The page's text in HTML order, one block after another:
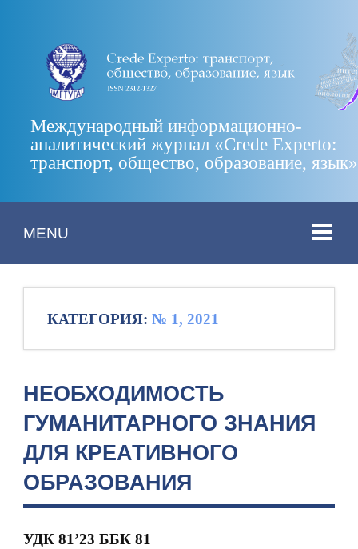
Международный информационно-
аналитический журнал «Crede Experto:
транспорт, общество, образование, язык»
MENU
КАТЕГОРИЯ: № 1, 2021
НЕОБХОДИМОСТЬ
ГУМАНИТАРНОГО ЗНАНИЯ
ДЛЯ КРЕАТИВНОГО
ОБРАЗОВАНИЯ
УДК 81’23 ББК 81